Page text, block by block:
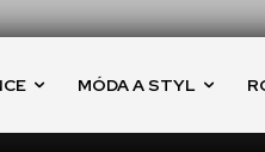
MÓDA A STYL